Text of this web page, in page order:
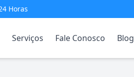
Horas
Serviços Fale Conosco Blog